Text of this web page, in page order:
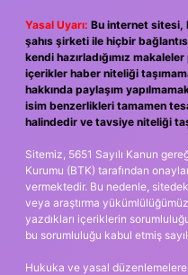
Yasal Uyarı: Bu internet sitesi,
şahıs şirketi ile hiçbir
kendi hazırladığımız
içerikler haber niteliği
hakkında paylaşım
isim benzerlikleri tamamen
halindedir ve tavsiye niteliği
Sitemiz, 5651 Sayılı Kanun
Kurumu (BTK) tarafından
vermektedir. Bu nedenle,
veya araştırma
yazdıkları içeriklerin
bu sorumluluğu kabul etmiş
Hukuka ve yasal